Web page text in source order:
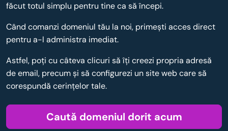
făcut totul simplu pentru tine ca să începi.
Când comanzi domeniul tău la noi, primești acces direct
pentru a-l administra imediat.
Astfel, poţi cu câteva clicuri să îţi creezi propria adresă
de email, precum şi să configurezi un site web care să
corespundă cerinţelor tale.
Caută domeniul dorit acum